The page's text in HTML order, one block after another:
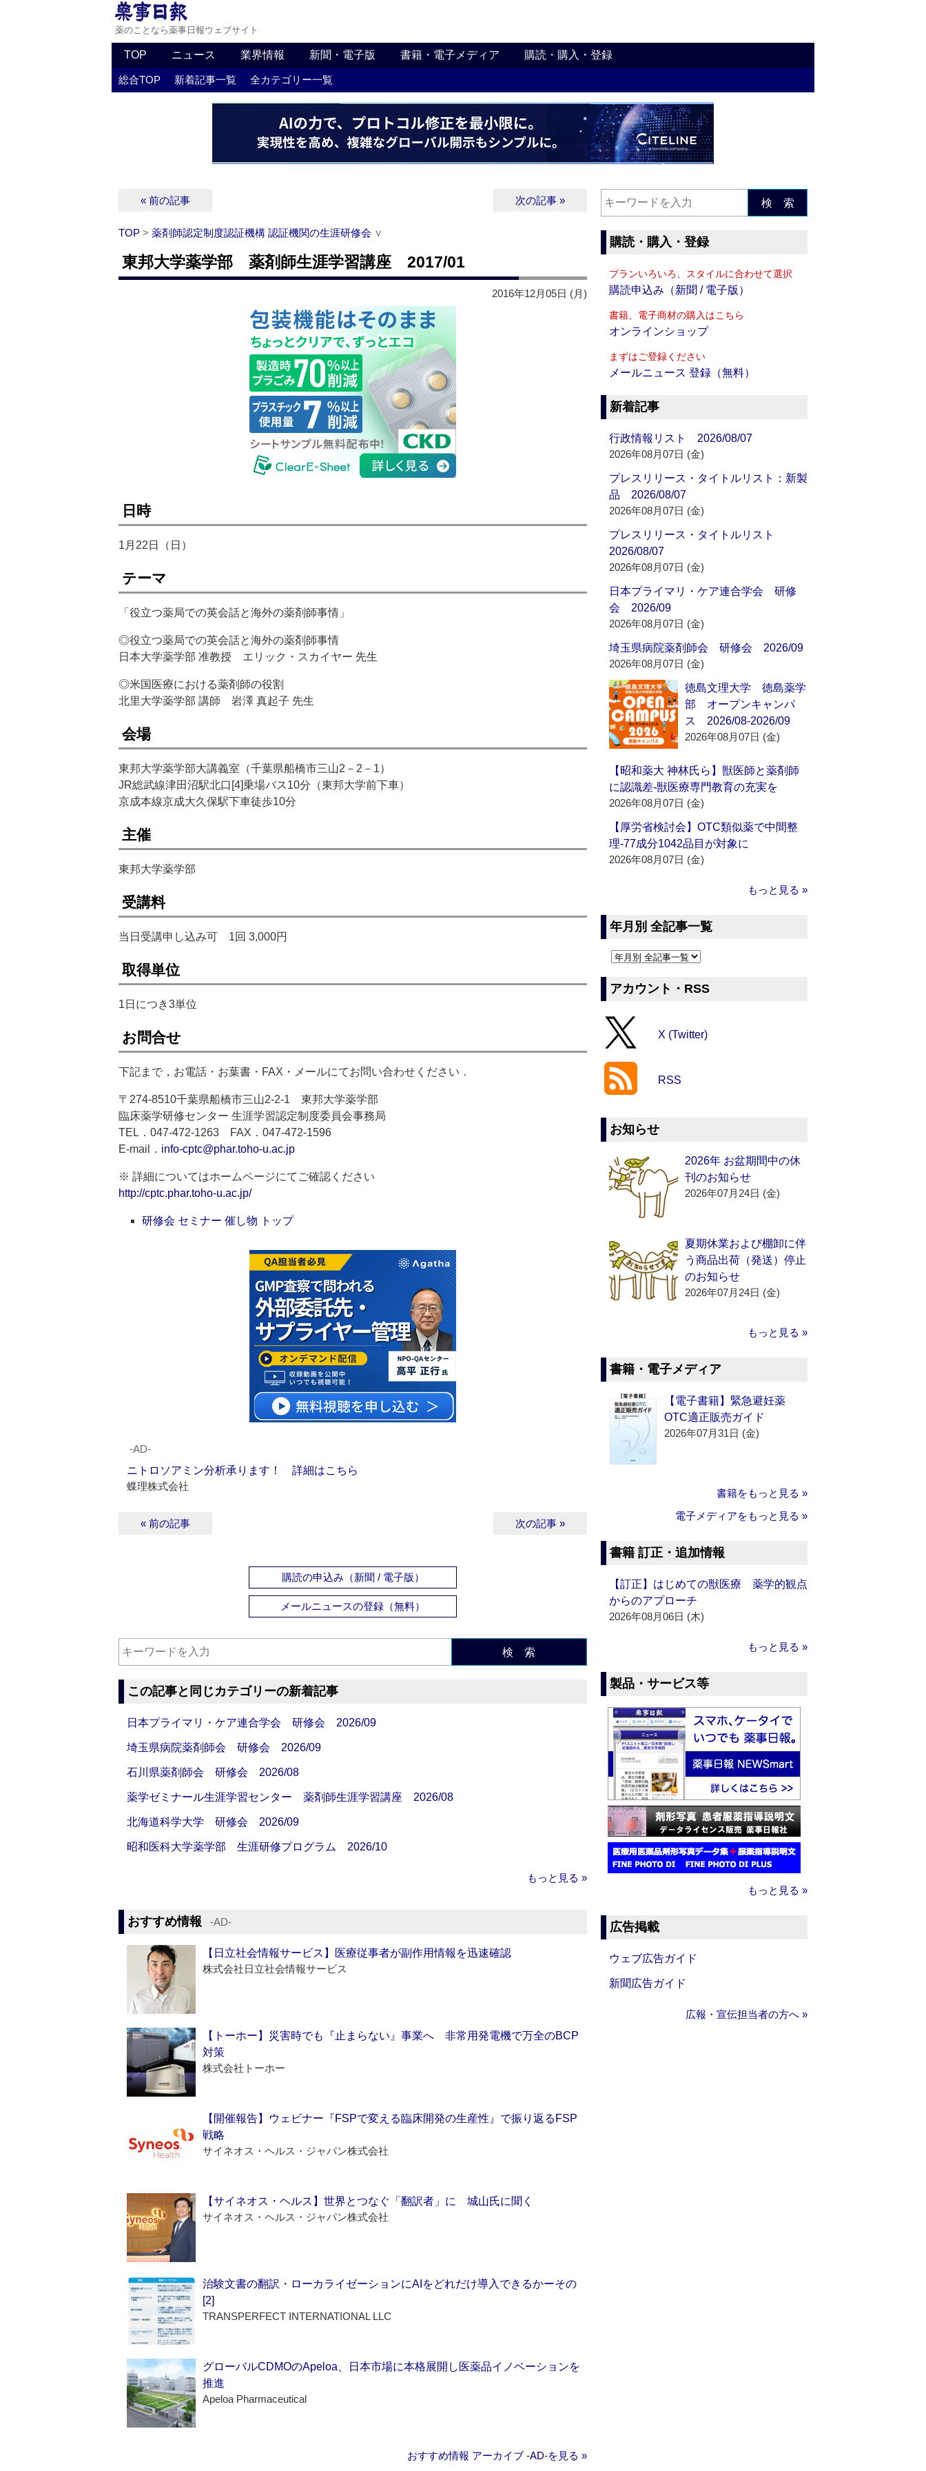
薬のことなら薬事日報ウェブサイト
TOP ニュース 業界情報 新聞・電子版 書籍・電子メディア 購読・購入・登録
総合TOP 新着記事一覧 全カテゴリー一覧
« 前の記事 次の記事 »
TOP > 薬剤師認定制度認証機構 認証機関の生涯研修会 ∨
東邦大学薬学部 薬剤師生涯学習講座 2017/01
2016年12月05日 (月)
日時
1月22日（日）
テーマ
「役立つ薬局での英会話と海外の薬剤師事情」
◎役立つ薬局での英会話と海外の薬剤師事情
日本大学薬学部 准教授 エリック・スカイヤー 先生
◎米国医療における薬剤師の役割
北里大学薬学部 講師 岩澤 真起子 先生
会場
東邦大学薬学部大講義室（千葉県船橋市三山2－2－1）
JR総武線津田沼駅北口[4]乗場バス10分（東邦大学前下車）
京成本線京成大久保駅下車徒歩10分
主催
東邦大学薬学部
受講料
当日受講申し込み可 1回 3,000円
取得単位
1日につき3単位
お問合せ
下記まで，お電話・お葉書・FAX・メールにてお問い合わせください．
〒274-8510千葉県船橋市三山2-2-1 東邦大学薬学部
臨床薬学研修センター 生涯学習認定制度委員会事務局
TEL．047-472-1263 FAX．047-472-1596
E-mail． info-cptc@phar.toho-u.ac.jp
※ 詳細についてはホームページにてご確認ください
http://cptc.phar.toho-u.ac.jp/
研修会 セミナー 催し物 トップ
‐AD‐
ニトロソアミン分析承ります！ 詳細はこちら
蝶理株式会社
« 前の記事 次の記事 »
購読の申込み（新聞 / 電子版）
メールニュースの登録（無料）
検 索
この記事と同じカテゴリーの新着記事
日本プライマリ・ケア連合学会 研修会 2026/09
埼玉県病院薬剤師会 研修会 2026/09
石川県薬剤師会 研修会 2026/08
薬学ゼミナール生涯学習センター 薬剤師生涯学習講座 2026/08
北海道科学大学 研修会 2026/09
昭和医科大学薬学部 生涯研修プログラム 2026/10
もっと見る »
おすすめ情報 ‐AD‐
【日立社会情報サービス】医療従事者が副作用情報を迅速確認
株式会社日立社会情報サービス
【トーホー】災害時でも『止まらない』事業へ 非常用発電機で万全のBCP
対策
株式会社トーホー
【開催報告】ウェビナー『FSPで変える臨床開発の生産性』で振り返るFSP
戦略
サイネオス・ヘルス・ジャパン株式会社
【サイネオス・ヘルス】世界とつなぐ「翻訳者」に 城山氏に聞く
サイネオス・ヘルス・ジャパン株式会社
治験文書の翻訳・ローカライゼーションにAIをどれだけ導入できるかーその
[2]
TRANSPERFECT INTERNATIONAL LLC
グローバルCDMOのApeloa、日本市場に本格展開し医薬品イノベーションを
推進
Apeloa Pharmaceutical
おすすめ情報 アーカイブ ‐AD‐を見る »
検 索
購読・購入・登録
プランいろいろ、スタイルに合わせて選択
購読申込み（新聞 / 電子版）
書籍、電子商材の購入はこちら
オンラインショップ
まずはご登録ください
メールニュース 登録（無料）
新着記事
行政情報リスト 2026/08/07
2026年08月07日 (金)
プレスリリース・タイトルリスト：新製
品 2026/08/07
2026年08月07日 (金)
プレスリリース・タイトルリスト
2026/08/07
2026年08月07日 (金)
日本プライマリ・ケア連合学会 研修
会 2026/09
2026年08月07日 (金)
埼玉県病院薬剤師会 研修会 2026/09
2026年08月07日 (金)
徳島文理大学 徳島薬学
部 オープンキャンパ
ス 2026/08-2026/09
2026年08月07日 (金)
【昭和薬大 神林氏ら】獣医師と薬剤師
に認識差‐獣医療専門教育の充実を
2026年08月07日 (金)
【厚労省検討会】OTC類似薬で中間整
理‐77成分1042品目が対象に
2026年08月07日 (金)
もっと見る »
年月別 全記事一覧
アカウント・RSS
X (Twitter)
RSS
お知らせ
2026年 お盆期間中の休
刊のお知らせ
2026年07月24日 (金)
夏期休業および棚卸に伴
う商品出荷（発送）停止
のお知らせ
2026年07月24日 (金)
もっと見る »
書籍・電子メディア
【電子書籍】緊急避妊薬
OTC適正販売ガイド
2026年07月31日 (金)
書籍をもっと見る »
電子メディアをもっと見る »
書籍 訂正・追加情報
【訂正】はじめての獣医療 薬学的観点
からのアプローチ
2026年08月06日 (木)
もっと見る »
製品・サービス等
もっと見る »
広告掲載
ウェブ広告ガイド
新聞広告ガイド
広報・宣伝担当者の方へ »